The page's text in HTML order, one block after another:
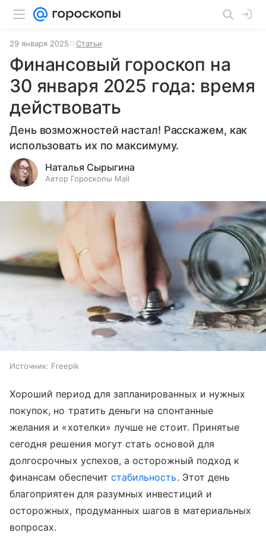
29 января 2025 Статьи
Финансовый гороскоп на
30 января 2025 года: время
действовать
День возможностей настал! Расскажем, как
использовать их по максимуму.
Наталья Сырыгина
Автор Гороскопы Mail
Источник: Freepik
Хороший период для запланированных и нужных
покупок, но тратить деньги на спонтанные
желания и «хотелки» лучше не стоит. Принятые
сегодня решения могут стать основой для
долгосрочных успехов, а осторожный подход к
финансам обеспечит стабильность. Этот день
благоприятен для разумных инвестиций и
осторожных, продуманных шагов в материальных
вопросах.